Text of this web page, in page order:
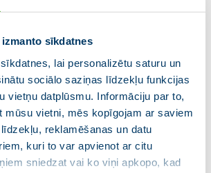
sīkdatnes
lai personalizētu saturu un
sociālo saziņas līdzekļu funkcijas
vietņu datplūsmu. Informāciju par to,
mūsu vietni, mēs kopīgojam ar saviem
reklamēšanas un datu
kuri to var apvienot ar citu
sniedzat vai ko viņi apkopo, kad
aktuālajām vajadzībām
Braže
konsekventu, profesionālu
ārpolitisko interešu aizstāvību.
Latvijā stiprināšana, visaptverošs
padziļināta sadarbība ar
jūras reģionā, ASV un Kanādu.
ieiešana ārvalstu tirgos, ES brīvās